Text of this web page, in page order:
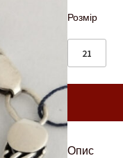
Розмір
21
Опис